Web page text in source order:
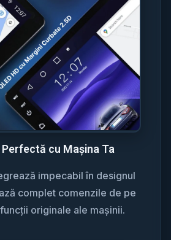
cu Mașina Ta
impecabil în designul
complet comenzile de pe
originale ale mașinii.